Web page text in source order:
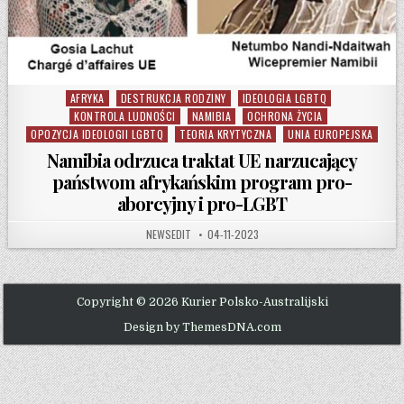
Posted in
AFRYKA DESTRUKCJA RODZINY
IDEOLOGIA LGBTQ
KONTROLA LUDNOŚCI
NAMIBIA
OCHRONA ŻYCIA
OPOZYCJA IDEOLOGII LGBTQ
TEORIA KRYTYCZNA UNIA EUROPEJSKA
Namibia odrzuca traktat UE narzucający
państwom afrykańskim program pro-
aborcyjny i pro-LGBT
AUTHOR:
NEWSEDIT PUBLISHED DATE:
04-11-2023
Copyright © 2026 Kurier Polsko-Australijski
Design by ThemesDNA.com